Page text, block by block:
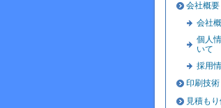
会社概要
会社
個人
いて
採用
印刷技術
見積も